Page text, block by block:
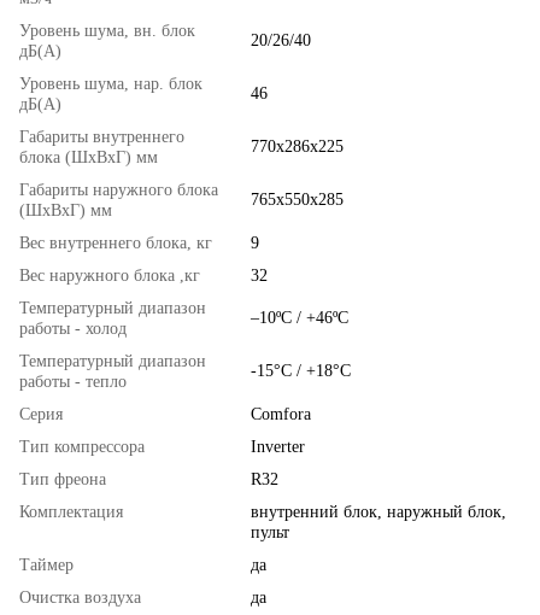
Уровень шума, вн. блок
дБ(А)
20/26/40
Уровень шума, нар. блок
дБ(А)
46
Габариты внутреннего
блока (ШхВхГ) мм
770x286x225
Габариты наружного блока
(ШхВхГ) мм
765x550x285
Вес внутреннего блока, кг
9
Вес наружного блока ,кг
32
Температурный диапазон
работы - холод
–10ºC / +46ºC
Температурный диапазон
работы - тепло
-15°C / +18°C
Серия
Comfora
Тип компрессора
Inverter
Тип фреона
R32
Комплектация
внутренний блок, наружный блок,
пульт
Таймер
да
Очистка воздуха
да